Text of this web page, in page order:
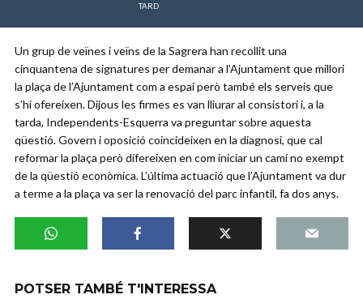
TARD
Un grup de veïnes i veïns de la Sagrera han recollit una
cinquantena de signatures per demanar a l’Ajuntament que millori
la plaça de l’Ajuntament com a espai però també els serveis que
s’hi ofereixen. Dijous les firmes es van lliurar al consistori i, a la
tarda, Independents-Esquerra va preguntar sobre aquesta
qüestió. Govern i oposició coincideixen en la diagnosi, que cal
reformar la plaça però difereixen en com iniciar un camí no exempt
de la qüestió econòmica. L’última actuació que l’Ajuntament va dur
a terme a la plaça va ser la renovació del parc infantil, fa dos anys.
POTSER TAMBÉ T'INTERESSA